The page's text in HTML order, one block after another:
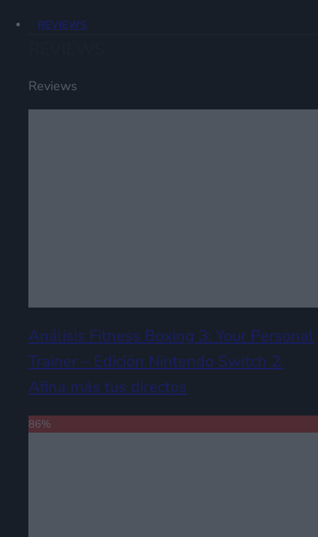
REVIEWS
Reviews
Análisis Fitness Boxing 3: Your Personal
Trainer – Edición Nintendo Switch 2.
Afina más tus directos
86%